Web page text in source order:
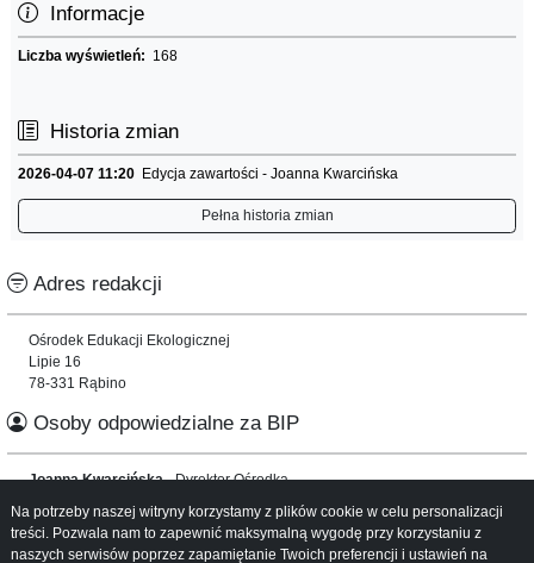
Informacje
Liczba wyświetleń: 168
Historia zmian
2026-04-07 11:20 Edycja zawartości - Joanna Kwarcińska
Pełna historia zmian
Adres redakcji
Ośrodek Edukacji Ekologicznej
Lipie 16
78-331 Rąbino
Osoby odpowiedzialne za BIP
Joanna Kwarcińska- Dyrektor Ośrodka
Informacje o serwisie
Na potrzeby naszej witryny korzystamy z plików cookie w celu personalizacji
treści. Pozwala nam to zapewnić maksymalną wygodę przy korzystaniu z
naszych serwisów poprzez zapamiętanie Twoich preferencji i ustawień na